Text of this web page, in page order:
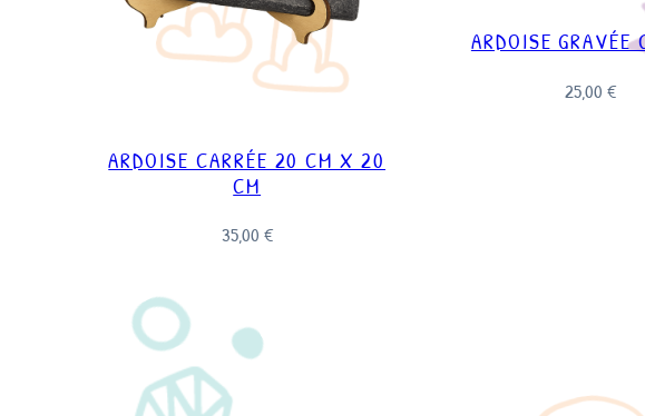
ARDOISE CARRÉE 20 CM X 20
CM
35,00 €
ARDOISE GRAVÉE
25,00€